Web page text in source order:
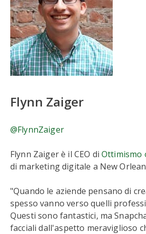
Flynn Zaiger
@FlynnZaiger
Flynn Zaiger è il CEO diOttimismo
di marketing digitale a New
"Quando le aziende pensano di
spesso vanno verso quelli
Questi sono fantastici, ma
facciali dall'aspetto meraviglioso